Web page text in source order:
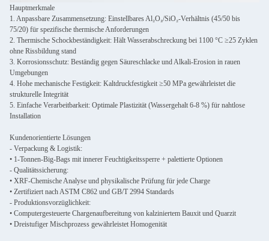
Hauptmerkmale
1. Anpassbare Zusammensetzung: Einstellbares Al₂O₃/SiO₂-Verhältnis (45/50 bis
75/20) für spezifische thermische Anforderungen
2. Thermische Schockbeständigkeit: Hält Wasserabschreckung bei 1100 °C ≥25 Zyklen
ohne Rissbildung stand
3. Korrosionsschutz: Beständig gegen Säureschlacke und Alkali-Erosion in rauen
Umgebungen
4. Hohe mechanische Festigkeit: Kaltdruckfestigkeit ≥50 MPa gewährleistet die
strukturelle Integrität
5. Einfache Verarbeitbarkeit: Optimale Plastizität (Wassergehalt 6-8 %) für nahtlose
Installation
Kundenorientierte Lösungen
- Verpackung & Logistik:
• 1-Tonnen-Big-Bags mit innerer Feuchtigkeitssperre + palettierte Optionen
- Qualitätssicherung:
• XRF-Chemische Analyse und physikalische Prüfung für jede Charge
• Zertifiziert nach ASTM C862 und GB/T 2994 Standards
- Produktionsvorzüglichkeit:
• Computergesteuerte Chargenaufbereitung von kalziniertem Bauxit und Quarzit
• Dreistufiger Mischprozess gewährleistet Homogenität